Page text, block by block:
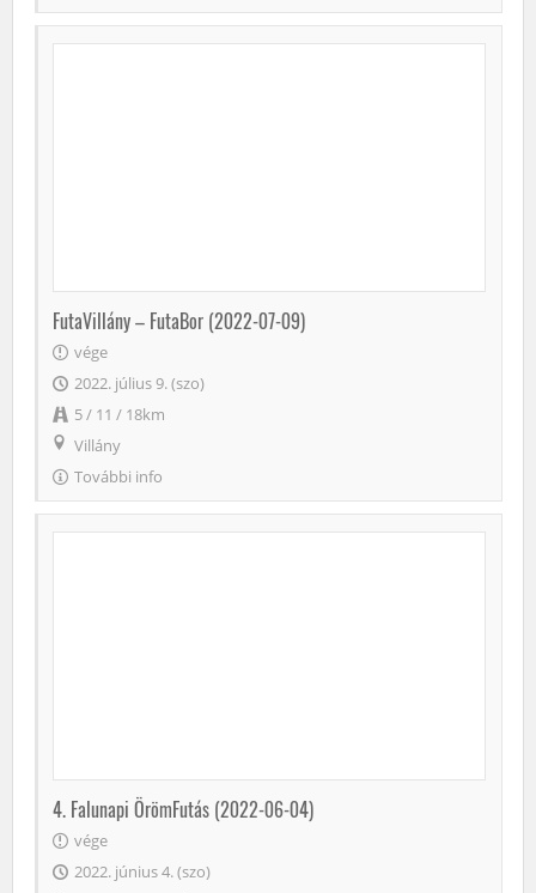
FutaVillány – FutaBor (2022-07-09)
vége
2022. július 9. (szo)
5 / 11 / 18km
Villány
További info
4. Falunapi ÖrömFutás (2022-06-04)
vége
2022. június 4. (szo)